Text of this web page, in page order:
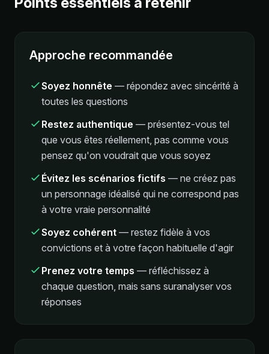
Approche recommandée
Soyez honnête — répondez avec sincérité à
toutes les questions
Restez authentique — présentez-vous tel
que vous êtes réellement, pas comme vous
pensez qu'on voudrait que vous soyez
Évitez les scénarios fictifs — ne créez pas
un personnage idéalisé qui ne correspond pas
à votre vraie personnalité
Soyez cohérent — restez fidèle à vos
convictions et à votre façon habituelle d'agir
Prenez votre temps — réfléchissez à
chaque question, mais sans suranalyser vos
réponses